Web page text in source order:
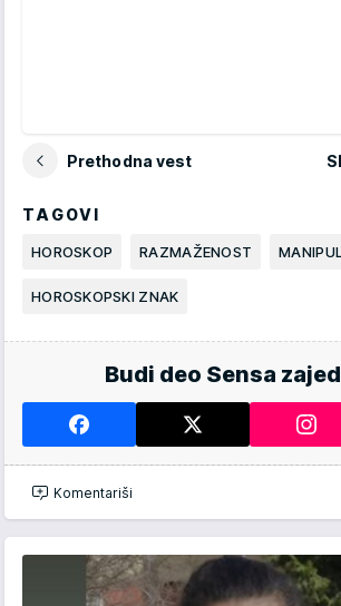
Prethodna vest
TAGOVI
HOROSKOP RAZMAŽENOST
HOROSKOPSKI ZNAK
Budi deo Sensa
Komentariši